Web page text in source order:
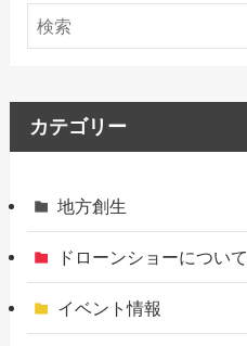
カテゴリー
地方創生
ドローンショーについて
イベント情報